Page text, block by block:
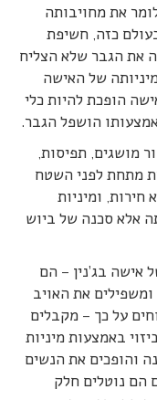
את מחויבותה
כזה, חשיפת
את הגבר שלא הצליח
של האישה
הופכת להיות כלי
הושפל הגבר.
מושגים, תפיסות,
מתחת לפני השטח
חירות, ומיניות
אלא סכנה של ביוש
אישה בג’נין – הם
ומשפילים את האויב
על כך – מקבלים
באמצעות מיניות
והופכים את הנשים
הם נוטלים חלק